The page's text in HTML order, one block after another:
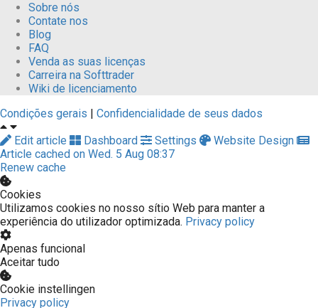
Sobre nós
Contate nos
Blog
FAQ
Venda as suas licenças
Carreira na Softtrader
Wiki de licenciamento
Condições gerais | Confidencialidade de seus dados
Edit article
Dashboard Settings
Website Design
Article cached on Wed. 5 Aug 08:37
Renew cache
Cookies
Utilizamos cookies no nosso sítio Web para manter a
experiência do utilizador optimizada. Privacy policy
Apenas funcional
Aceitar tudo
Cookie instellingen
Privacy policy